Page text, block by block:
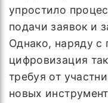
упростило
подачи заявок и
Однако, наряду
цифровизация
требуя от
новых